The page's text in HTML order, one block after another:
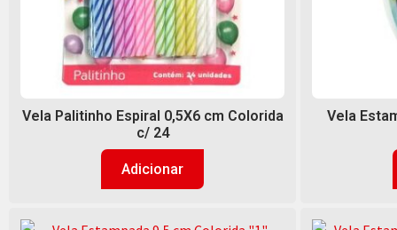
Vela Palitinho Espiral 0,5X6 cm Colorida
c/ 24
Adicionar
Vela